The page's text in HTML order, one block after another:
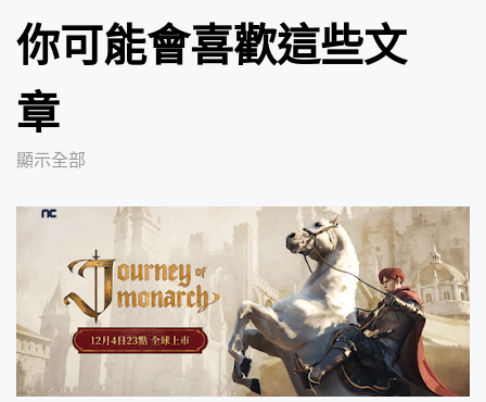
你可能會喜歡這些文
章
顯示全部